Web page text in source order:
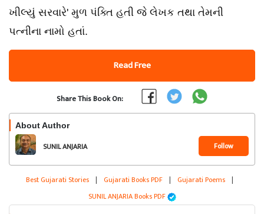
ખીલ્યું સરવારે' મુળ પંક્તિ હતી જે લેખક તથા તેમની
પત્નીના નામો હતાં.
Read Free
Share This Book On:
About Author
SUNIL ANJARIA Follow
Best Gujarati Stories | Gujarati Books PDF | Gujarati Poems |
SUNIL ANJARIA Books PDF